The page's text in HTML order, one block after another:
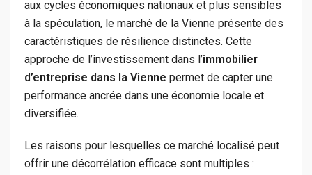
aux cycles économiques nationaux et plus sensibles
à la spéculation, le marché de la Vienne présente des
caractéristiques de résilience distinctes. Cette
approche de l’investissement dans l’immobilier
d’entreprise dans la Vienne permet de capter une
performance ancrée dans une économie locale et
diversifiée.
Les raisons pour lesquelles ce marché localisé peut
offrir une décorrélation efficace sont multiples :